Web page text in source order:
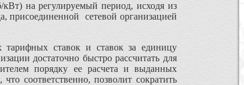
на регулируемый период, исходя из
присоединенной сетевой организацией
ставок и ставок за единицу
достаточно быстро рассчитать для
порядку ее расчета и выданных
соответственно, позволит сократить